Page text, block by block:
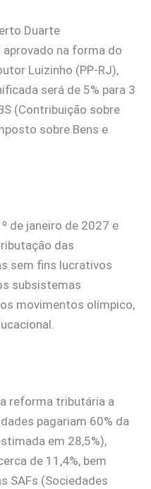
Duarte
aprovado na forma do
Luizinho (PP-RJ),
será de 5% para 3
(Contribuição sobre
sobre Bens e
de janeiro de 2027 e
das
sem fins lucrativos
subsistemas
movimentos olímpico,
reforma tributária a
pagariam 60% da
em 28,5%),
de 11,4%, bem
SAFs (Sociedades